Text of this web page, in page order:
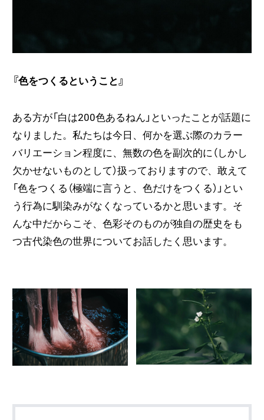
『色をつくるということ』
ある方が「白は200色あるねん」といったことが話題に
なりました。私たちは今日、何かを選ぶ際のカラー
バリエーション程度に、無数の色を副次的に（しかし
欠かせないものとして）扱っておりますので、敢えて
「色をつくる（極端に言うと、色だけをつくる）」とい
う行為に馴染みがなくなっているかと思います。そ
んな中だからこそ、色彩そのものが独自の歴史をも
つ古代染色の世界についてお話したく思います。